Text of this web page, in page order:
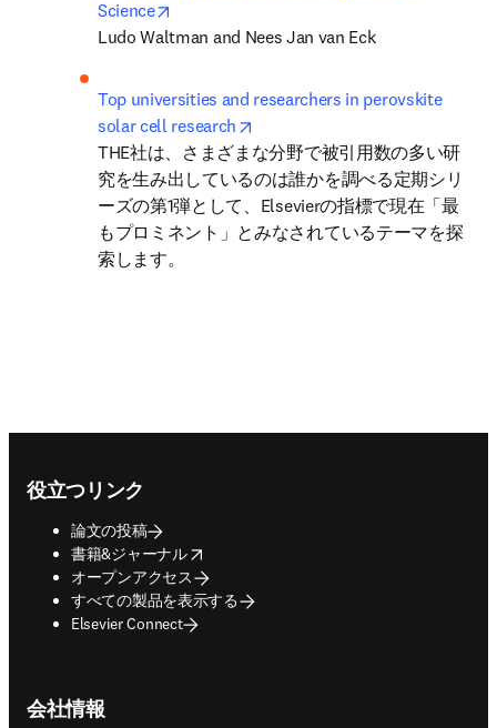
Science
Ludo Waltman and Nees Jan van Eck
Top universities and researchers in perovskite
solar cell research
THE社は、さまざまな分野で被引用数の多い研
究を生み出しているのは誰かを調べる定期シリ
ーズの第1弾として、Elsevierの指標で現在「最
もプロミネント」とみなされているテーマを探
索します。
役立つリンク
論文の投稿
書籍&ジャーナル
opens in new tab/window
オープンアクセス
すべての製品を表示する
Elsevier Connect
会社情報